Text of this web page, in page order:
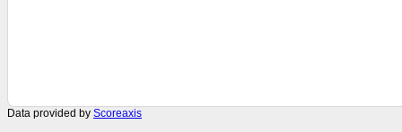
Data provided by Scoreaxis